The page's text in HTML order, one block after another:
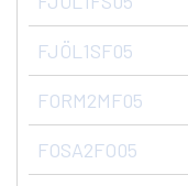
FJÖL1SF05
FORM2MF05
FOSA2FO05